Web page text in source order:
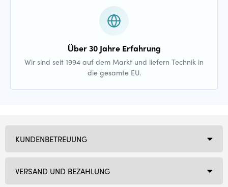
Über 30 Jahre Erfahrung
Wir sind seit 1994 auf dem Markt und liefern Technik in
die gesamte EU.
KUNDENBETREUUNG
VERSAND UND BEZAHLUNG